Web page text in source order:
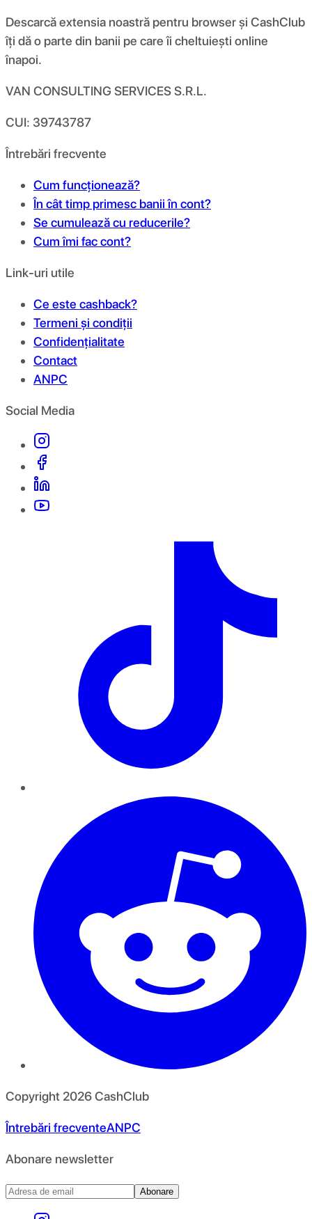
Descarcă extensia noastră pentru browser și CashClub
îți dă o parte din banii pe care îi cheltuiești online
înapoi.
VAN CONSULTING SERVICES S.R.L.
CUI: 39743787
Întrebări frecvente
Cum funcționează?
În cât timp primesc banii în cont?
Se cumulează cu reducerile?
Cum îmi fac cont?
Link-uri utile
Ce este cashback?
Termeni și condiții
Confidențialitate
Contact
ANPC
Social Media
Copyright 2026CashClub
Întrebări frecventeANPC
Abonare newsletter
Abonare